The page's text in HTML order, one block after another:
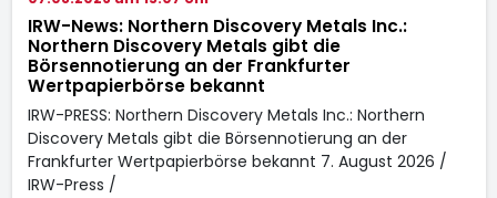
IRW-News: Northern Discovery Metals Inc.:
Northern Discovery Metals gibt die
Börsennotierung an der Frankfurter
Wertpapierbörse bekannt
IRW-PRESS: Northern Discovery Metals Inc.: Northern
Discovery Metals gibt die Börsennotierung an der
Frankfurter Wertpapierbörse bekannt 7. August 2026 /
IRW-Press /